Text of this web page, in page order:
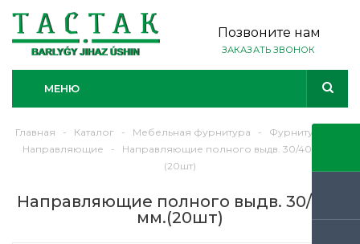
Позвоните нам
ЗАКАЗАТЬ ЗВОНОК
МЕНЮ
Главная - Каталог - Мебельная фурнитура - Фурнитура
Направляющие
-
Направляющие полного выдв. 30/400 мм.
(20шт)
Направляющие полного выдв. 30/400
мм.(20шт)